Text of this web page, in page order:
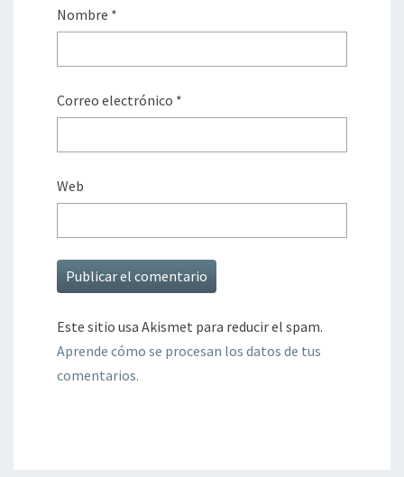
Nombre *
Correo electrónico *
Web
Este sitio usa Akismet para reducir el spam.
Aprende cómo se procesan los datos de tus
comentarios.